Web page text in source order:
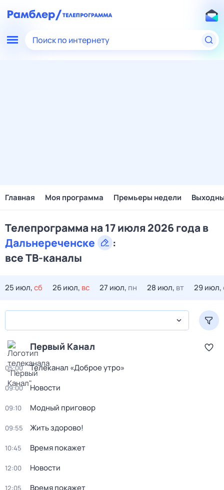
Поиск по интернету
Главная Моя программа Премьеры недели
Телепрограмма на 17 июля 2026 года в
Дальнереченске
:
все ТВ-каналы
25 июл,сб 26 июл, вс 27 июл, пн 28 июл, вт 29 июл,
Первый Канал
05:00 Телеканал «Доброе утро»
09:00 Новости
09:10 Модный приговор
09:55 Жить здорово!
10:45 Время покажет
12:00 Новости
12:05 Время покажет